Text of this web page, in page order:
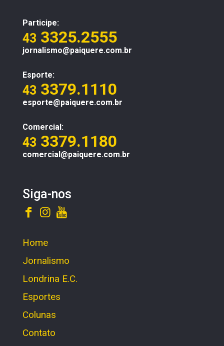
Participe:
43 3325.2555
jornalismo@paiquere.com.br
Esporte:
43 3379.1110
esporte@paiquere.com.br
Comercial:
43 3379.1180
comercial@paiquere.com.br
Siga-nos
Home
Jornalismo
Londrina E.C.
Esportes
Colunas
Contato